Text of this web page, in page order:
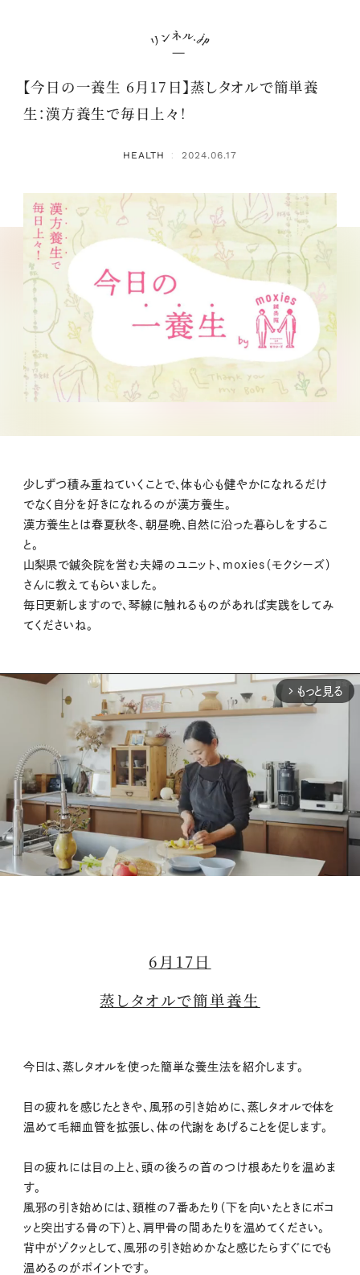
【今日の一養生 6月17日】蒸しタオルで簡単養
生：漢方養生で毎日上々！
HEALTH ： 2024.06.17
少しずつ積み重ねていくことで、体も心も健やかになれるだけ
でなく自分を好きになれるのが漢方養生。
漢方養生とは春夏秋冬、朝昼晩、自然に沿った暮らしをするこ
と。
山梨県で鍼灸院を営む夫婦のユニット、moxies（モクシーズ）
さんに教えてもらいました。
毎日更新しますので、琴線に触れるものがあれば実践をしてみ
てくださいね。
arrow_forward_ios もっと見る
6月17日
蒸しタオルで簡単養生
今日は、蒸しタオルを使った簡単な養生法を紹介します。
目の疲れを感じたときや、風邪の引き始めに、蒸しタオルで体を
温めて毛細血管を拡張し、体の代謝をあげることを促します。
目の疲れには目の上と、頭の後ろの首のつけ根あたりを温めま
す。
風邪の引き始めには、頚椎の７番あたり（下を向いたときにボコ
ッと突出する骨の下）と、肩甲骨の間あたりを温めてください。
背中がゾクッとして、風邪の引き始めかなと感じたらすぐにでも
温めるのがポイントです。